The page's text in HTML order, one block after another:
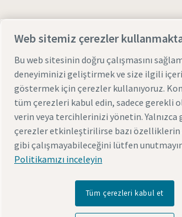
Yasal Uyarılar ve Gizlilik Bildirimleri
ErişilebilirlikSite haritası
© 2026 Atlas Copco AB
Atlas Copco Group'un geleceği
nasıl sağladığını keşfedin.
Web sitemiz çerezler
Bu web sitesinin doğru çalışmasını
deneyiminizi geliştirmek ve size ilgili
göstermek için çerezler kullanıyoruz.
tüm çerezleri kabul edin, sadece gerekli
verin veya tercihlerinizi yönetin. Yalnızca
çerezler etkinleştirilirse bazı özelliklerin
gibi çalışmayabileceğini lütfen
Politikamızı inceleyin
Tüm çerezleri kabul et